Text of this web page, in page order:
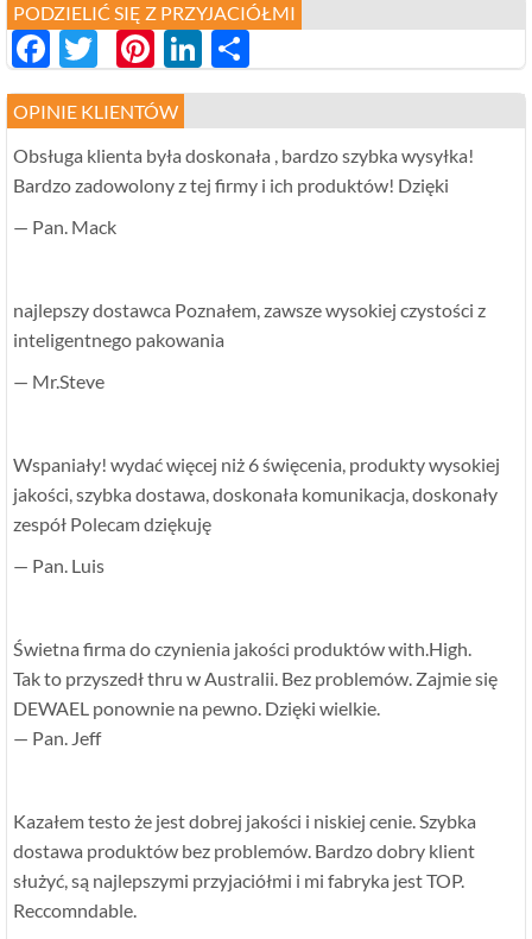
PODZIELIĆ SIĘ Z PRZYJACIÓŁMI
Facebook
Twitter
Pinterest
LinkedIn
享
OPINIE KLIENTÓW
Obsługa klienta była doskonała , bardzo szybka wysyłka!
Bardzo zadowolony z tej firmy i ich produktów! Dzięki
— Pan. Mack
najlepszy dostawca Poznałem, zawsze wysokiej czystości z
inteligentnego pakowania
— Mr.Steve
Wspaniały! wydać więcej niż 6 święcenia, produkty wysokiej
jakości, szybka dostawa, doskonała komunikacja, doskonały
zespół Polecam dziękuję
— Pan. Luis
Świetna firma do czynienia jakości produktów with.High.
Tak to przyszedł thru w Australii. Bez problemów. Zajmie się
DEWAEL ponownie na pewno. Dzięki wielkie.
— Pan. Jeff
Kazałem testo że jest dobrej jakości i niskiej cenie. Szybka
dostawa produktów bez problemów. Bardzo dobry klient
służyć, są najlepszymi przyjaciółmi i mi fabryka jest TOP.
Reccomndable.